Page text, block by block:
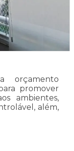
orçamento
promover
ambientes,
além,